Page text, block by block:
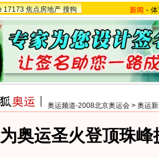
17173 焦点房地产 搜狗 新闻 -
奥运频道-2008北京奥运会 > 奥运
奥运圣火登顶珠峰